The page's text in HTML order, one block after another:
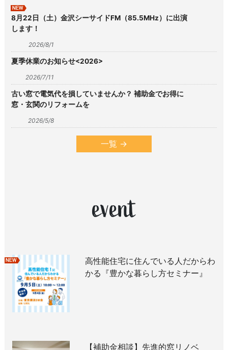
新着
8月22日（土）金沢シーサイドFM（85.5MHz）に出演
します！
2026/8/1
夏季休業のお知らせ<2026>
2026/7/11
古い窓で電気代を損していませんか？ 補助金でお得に
窓・玄関のリフォームを
2026/5/8
一覧
event
新着
高性能住宅に住んでいる人だからわ
かる『豊かな暮らし方セミナー』
【補助金相談】先進的窓リノベ